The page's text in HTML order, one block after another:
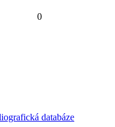
0
databáze